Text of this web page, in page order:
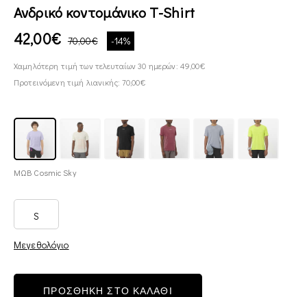
Ανδρικό κοντομάνικο T-Shirt
42,00€ 70,00€ -14%
Χαμηλότερη τιμή των τελευταίων 30 ημερών: 49,00€
Προτεινόμενη τιμή λιανικής: 70,00€
ΜΩΒ Cosmic Sky
S
Μεγεθολόγιο
ΠΡΟΣΘΗΚΗ ΣΤΟ ΚΑΛΑΘΙ